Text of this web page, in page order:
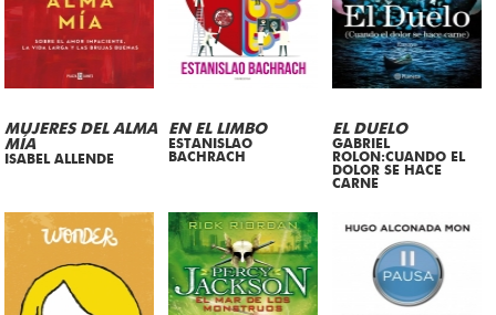
MUJERES DEL ALMA
MÍA
ISABEL ALLENDE
EN EL LIMBO
ESTANISLAO
BACHRACH
EL DUELO
GABRIEL
ROLON:CUANDO EL
DOLOR SE HACE
CARNE